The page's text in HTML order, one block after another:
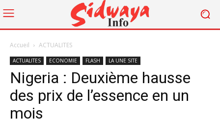
Accueil ACTUALITES
ACTUALITES ECONOMIE FLASH LA UNE SITE
Nigeria : Deuxième hausse
des prix de l’essence en un
mois